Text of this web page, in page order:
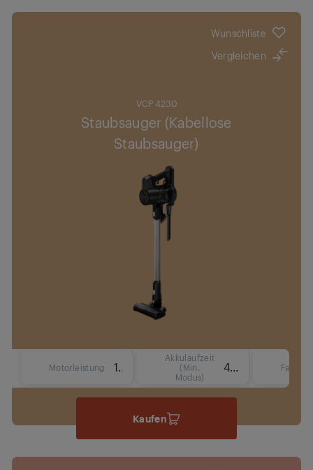
Wunschliste
Vergleichen
VCP 4230
Staubsauger (Kabellose
Staubsauger)
Motorleistung 150
Akkulaufzeit
(Min.
Modus)
45 Min.
Kaufen